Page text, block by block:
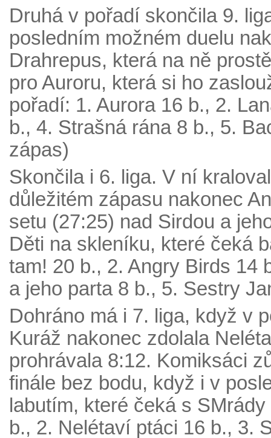
Druhá v pořadí skončila 9.
posledním možném duelu
Drahrepus, která na ně
pro Auroru, která si ho
pořadí: 1. Aurora 16 b., 2.
b., 4. Strašná rána 8 b., 5.
zápas)
Skončila i 6. liga. V ní
důležitém zápasu nakonec
setu (27:25) nad Sirdou a
Děti na skleníku, které čeká
tam! 20 b., 2. Angry Birds 14
a jeho parta 8 b., 5. Sestry
Dohráno má i 7. liga, když v
Kuráž nakonec zdolala
prohrávala 8:12. Komiksáci
finále bez bodu, když i v
labutím, které čeká s
b., 2. Nelétaví ptáci 16 b., 3.